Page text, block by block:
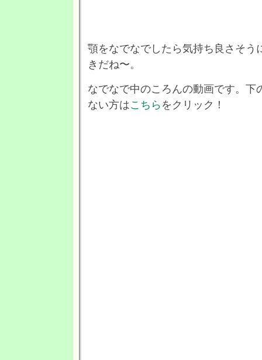
顎をなでなでしたら気持ち良さそ
きだね〜。
なでなで中のころんの動画です。下
ない方はこちらをクリック！